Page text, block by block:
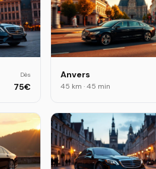
Dès
75€
Anvers
45 km ·45 min